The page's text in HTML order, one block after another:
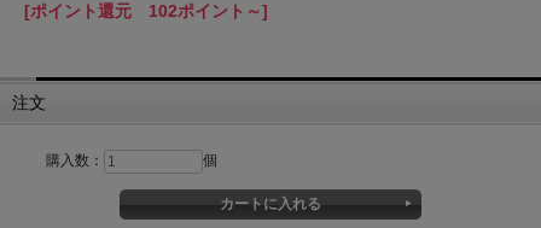
[ポイント還元 102ポイント～]
注文
購入数： 個